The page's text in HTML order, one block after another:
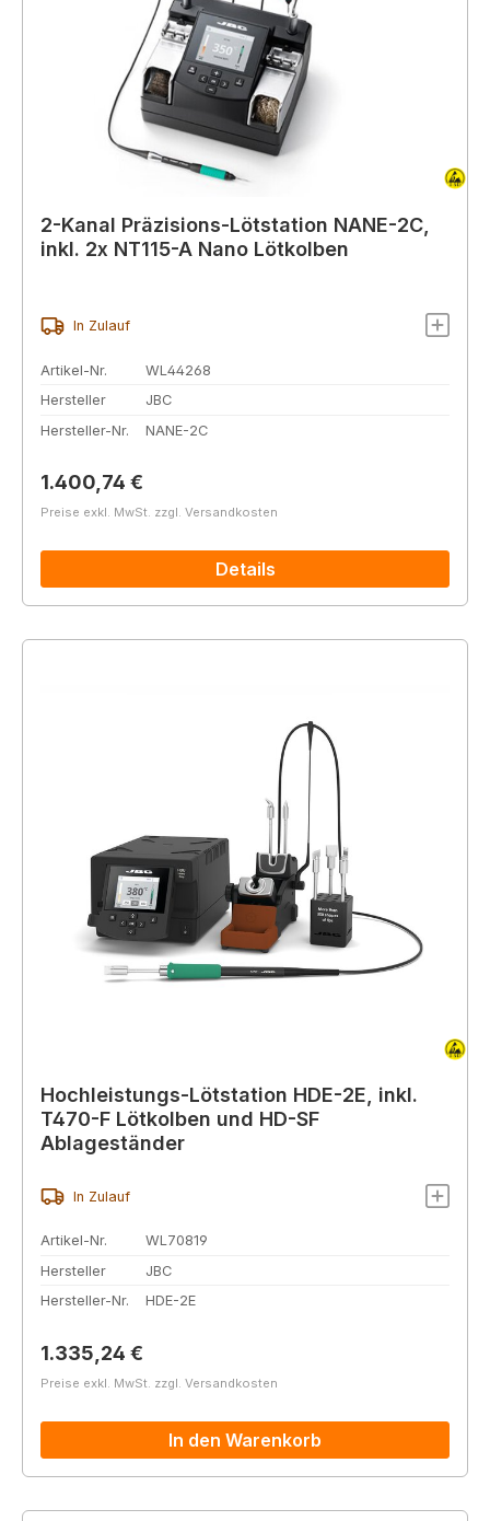
2-Kanal Präzisions-Lötstation NANE-2C,
inkl. 2x NT115-A Nano Lötkolben
In Zulauf
Artikel-Nr.
WL44268
Hersteller
JBC
Hersteller-Nr.
NANE-2C
Regulärer Preis:
1.400,74 €
Preise exkl. MwSt. zzgl. Versandkosten
Details
Hochleistungs-Lötstation HDE-2E, inkl.
T470-F Lötkolben und HD-SF
Ablageständer
In Zulauf
Artikel-Nr.
WL70819
Hersteller
JBC
Hersteller-Nr.
HDE-2E
Regulärer Preis:
1.335,24 €
Preise exkl. MwSt. zzgl. Versandkosten
In den Warenkorb